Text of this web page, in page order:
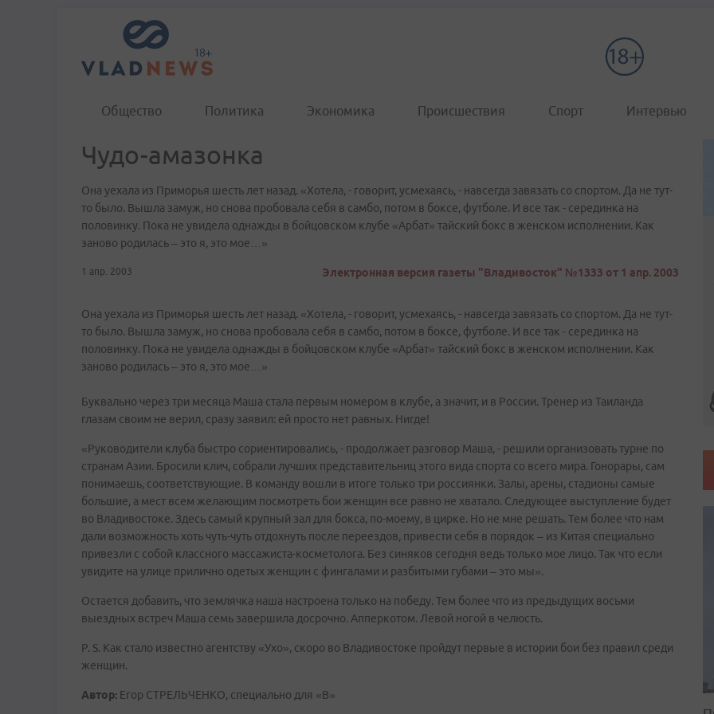
Общество Политика Экономика Происшествия Спорт Интервью
Чудо-амазонка
Она уехала из Приморья шесть лет назад. «Хотела, - говорит, усмехаясь, - навсегда завязать со спортом. Да не тут-
то было. Вышла замуж, но снова пробовала себя в самбо, потом в боксе, футболе. И все так - серединка на
половинку. Пока не увидела однажды в бойцовском клубе «Арбат» тайский бокс в женском исполнении. Как
заново родилась – это я, это мое…»
1 апр. 2003 Электронная версия газеты "Владивосток" №1333 от 1 апр. 2003
Она уехала из Приморья шесть лет назад. «Хотела, - говорит, усмехаясь, - навсегда завязать со спортом. Да не тут-
то было. Вышла замуж, но снова пробовала себя в самбо, потом в боксе, футболе. И все так - серединка на
половинку. Пока не увидела однажды в бойцовском клубе «Арбат» тайский бокс в женском исполнении. Как
заново родилась – это я, это мое…»
Буквально через три месяца Маша стала первым номером в клубе, а значит, и в России. Тренер из Таиланда
глазам своим не верил, сразу заявил: ей просто нет равных. Нигде!
«Руководители клуба быстро сориентировались, - продолжает разговор Маша, - решили организовать турне по
странам Азии. Бросили клич, собрали лучших представительниц этого вида спорта со всего мира. Гонорары, сам
понимаешь, соответствующие. В команду вошли в итоге только три россиянки. Залы, арены, стадионы самые
большие, а мест всем желающим посмотреть бои женщин все равно не хватало. Следующее выступление будет
во Владивостоке. Здесь самый крупный зал для бокса, по-моему, в цирке. Но не мне решать. Тем более что нам
дали возможность хоть чуть-чуть отдохнуть после переездов, привести себя в порядок – из Китая специально
привезли с собой классного массажиста-косметолога. Без синяков сегодня ведь только мое лицо. Так что если
увидите на улице прилично одетых женщин с фингалами и разбитыми губами – это мы».
Остается добавить, что землячка наша настроена только на победу. Тем более что из предыдущих восьми
выездных встреч Маша семь завершила досрочно. Апперкотом. Левой ногой в челюсть.
P. S. Как стало известно агентству «Ухо», скоро во Владивостоке пройдут первые в истории бои без правил среди
женщин.
Автор: Егор СТРЕЛЬЧЕНКО, специально для «В»